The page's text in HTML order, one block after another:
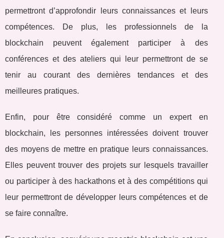
permettront d’approfondir leurs connaissances et leurs
compétences. De plus, les professionnels de la
blockchain peuvent également participer à des
conférences et des ateliers qui leur permettront de se
tenir au courant des dernières tendances et des
meilleures pratiques.
Enfin, pour être considéré comme un expert en
blockchain, les personnes intéressées doivent trouver
des moyens de mettre en pratique leurs connaissances.
Elles peuvent trouver des projets sur lesquels travailler
ou participer à des hackathons et à des compétitions qui
leur permettront de développer leurs compétences et de
se faire connaître.